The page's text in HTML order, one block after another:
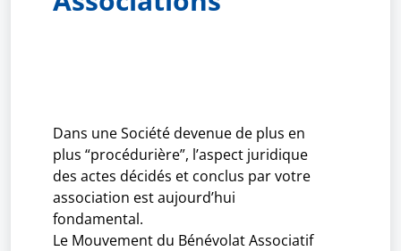
Dans une Société devenue de plus en
plus “procédurière”, l’aspect juridique
des actes décidés et conclus par votre
association est aujourd’hui
fondamental.
Le Mouvement du Bénévolat Associatif